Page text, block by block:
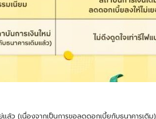
แล้ว (เนื่องจากเป็นการขอลดดอกเบี้ยกับธนาคารเดิม)